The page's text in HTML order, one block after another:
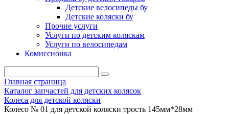
Детские велосипеды бу
Детские коляски бу
Прочие услуги
Услуги по детским коляскам
Услуги по велосипедам
Комиссионка
Главная страница
Каталог запчастей для детских колясок
Колеса для детской коляски
Колесо № 01 для детской коляски трость 145мм*28мм